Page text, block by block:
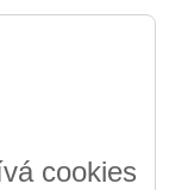
cookies